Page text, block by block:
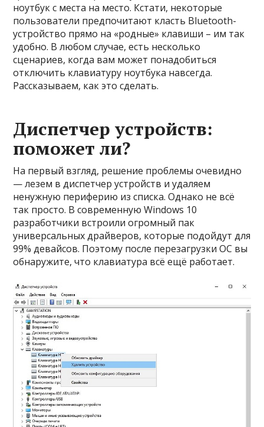
ноутбук с места на место. Кстати, некоторые
пользователи предпочитают класть Bluetooth-
устройство прямо на «родные» клавиши – им так
удобно. В любом случае, есть несколько
сценариев, когда вам может понадобиться
отключить клавиатуру ноутбука навсегда.
Рассказываем, как это сделать.
Диспетчер устройств:
поможет ли?
На первый взгляд, решение проблемы очевидно
— лезем в диспетчер устройств и удаляем
ненужную периферию из списка. Однако не всё
так просто. В современную Windows 10
разработчики встроили огромный пак
универсальных драйверов, которые подойдут для
99% девайсов. Поэтому после перезагрузки ОС вы
обнаружите, что клавиатура всё ещё работает.